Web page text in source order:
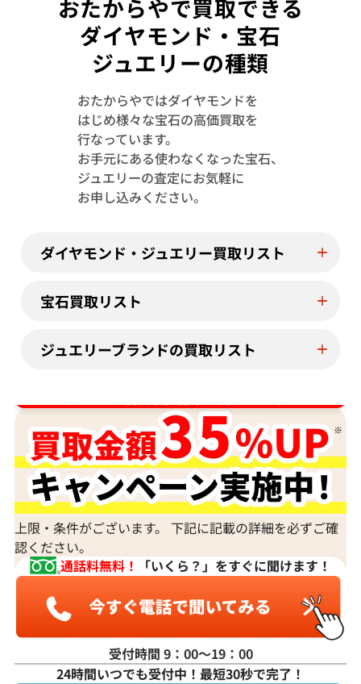
Pt･Pm900 サファイア・ダイヤモンド ピ
アス/イヤリング 0.34・D0.15・0.33・
62,000円
2026年1月10日時点
Pt･Pm900 サフ
2026年6月10日
おたからやで買取できる
ダイヤモンド・宝石
ジュエリーの種類
おたからやではダイヤモンドを
はじめ様々な宝石の高価買取を
行なっています。
お手元にある使わなくなった宝石、
ジュエリーの査定にお気軽に
お申し込みください。
ダイヤモンド・ジュエリー買取リスト
宝石買取リスト
ジュエリーブランドの買取リスト
上限・条件がございます。 下記に記載の詳細を必ずご確
認ください。
通話料無料！
「いくら？」をすぐに聞けます！
受付時間 9：00〜19：00
24時間いつでも受付中！最短30秒で完了！